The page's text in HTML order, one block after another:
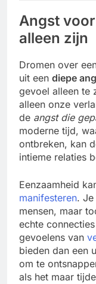
Angst
alleen zijn
Dromen over
uit een diepe
gevoel alleen te
alleen onze
de angst die
moderne tijd,
ontbreken, kan
intieme relaties
Eenzaamheid
manifesteren.
mensen, maar
echte
gevoelens van
bieden dan een
om te
als het maar